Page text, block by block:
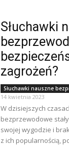
Słuchawki
zagrożeń?
Słuchawki nauszne
14 kwietnia 2023
W dzisiejszych
bezprzewodowe
swojej wygodzie i
z ich popularnością,